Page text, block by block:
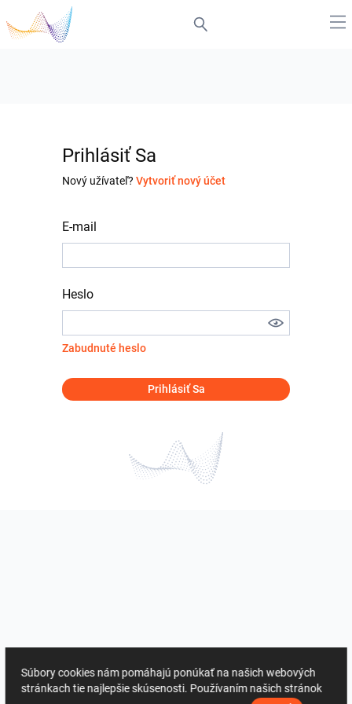
Prihlásiť Sa
Nový užívateľ? Vytvoriť nový účet
E-mail
Heslo
Zabudnuté heslo
Prihlásiť Sa
Súbory cookies nám pomáhajú ponúkať na našich webových
stránkach tie najlepšie skúsenosti. Používaním našich stránok